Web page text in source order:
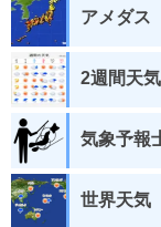
アメダス
2週間天気
気象予報
世界天気